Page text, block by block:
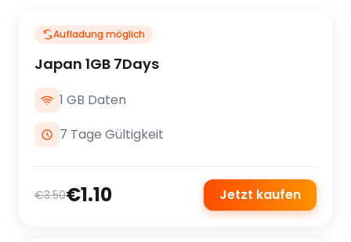
Aufladung möglich
Japan 1GB 7Days
1 GB Daten
7 Tage Gültigkeit
€3.50€1.10 Jetzt kaufen